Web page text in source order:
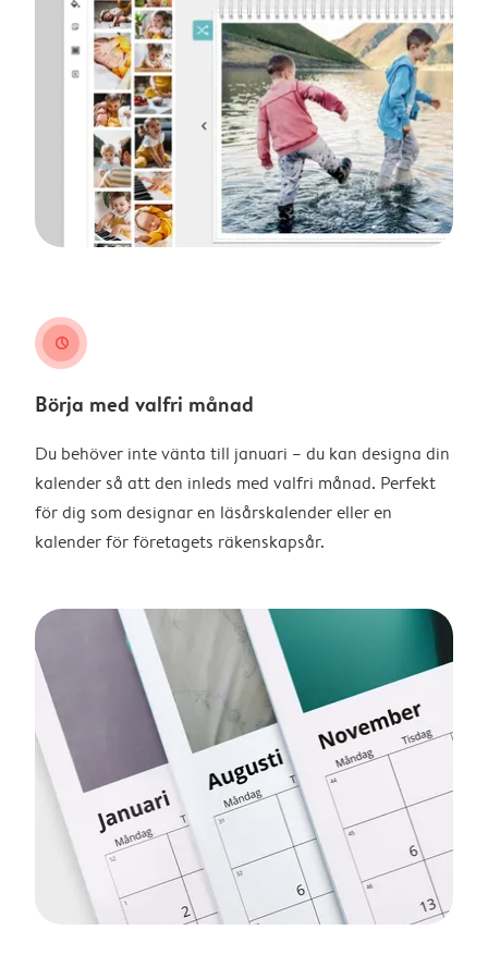
clock
Börja med valfri månad
Du behöver inte vänta till januari – du kan designa din
kalender så att den inleds med valfri månad. Perfekt
för dig som designar en läsårskalender eller en
kalender för företagets räkenskapsår.